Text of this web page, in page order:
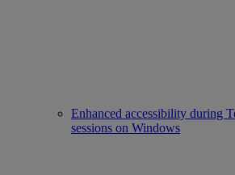
Enhanced accessibility during
sessions on Windows